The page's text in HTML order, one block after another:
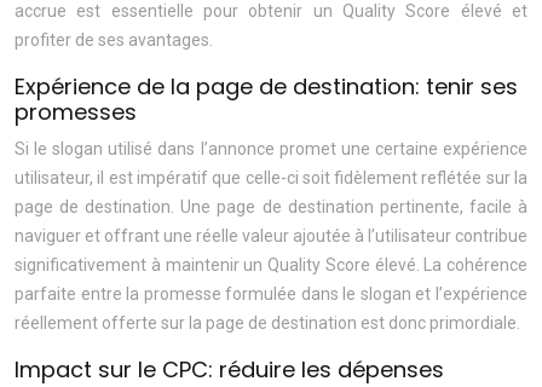
accrue est essentielle pour obtenir un Quality Score élevé et
profiter de ses avantages.
Expérience de la page de destination: tenir ses
promesses
Si le slogan utilisé dans l’annonce promet une certaine expérience
utilisateur, il est impératif que celle-ci soit fidèlement reflétée sur la
page de destination. Une page de destination pertinente, facile à
naviguer et offrant une réelle valeur ajoutée à l’utilisateur contribue
significativement à maintenir un Quality Score élevé. La cohérence
parfaite entre la promesse formulée dans le slogan et l’expérience
réellement offerte sur la page de destination est donc primordiale.
Impact sur le CPC: réduire les dépenses